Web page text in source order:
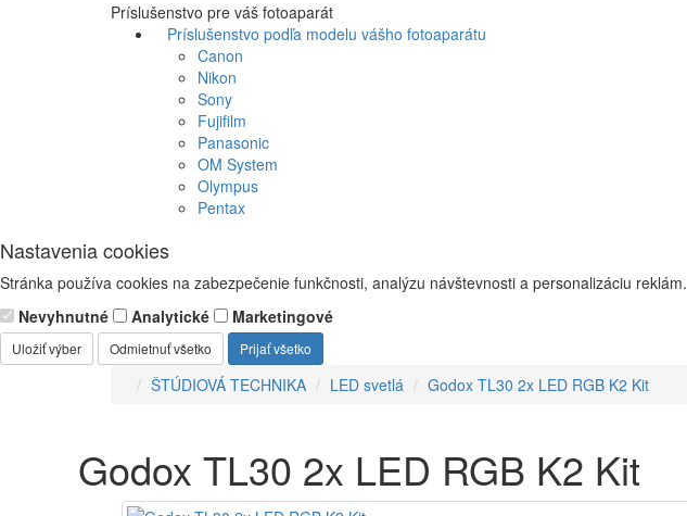
Príslušenstvo pre váš fotoaparát
Príslušenstvo podľa modelu vášho fotoaparátu
Canon
Nikon
Sony
Fujifilm
Panasonic
OM System
Olympus
Pentax
Nastavenia cookies
Stránka používa cookies na zabezpečenie funkčnosti, analýzu návštevnosti a personalizáciu reklám.
Nevyhnutné
Analytické Marketingové
Uložiť výber Odmietnuť všetko Prijať všetko
ŠTÚDIOVÁ TECHNIKA LED svetlá Godox TL30 2x LED RGB K2 Kit
Godox TL30 2x LED RGB K2 Kit